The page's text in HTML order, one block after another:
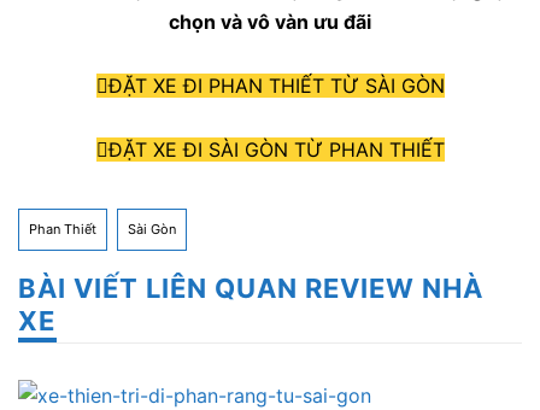
chọn và vô vàn ưu đãi
ĐẶT XE ĐI PHAN THIẾT TỪ SÀI GÒN
ĐẶT XE ĐI SÀI GÒN TỪ PHAN THIẾT
Phan Thiết Sài Gòn
BÀI VIẾT LIÊN QUAN REVIEW NHÀ
XE